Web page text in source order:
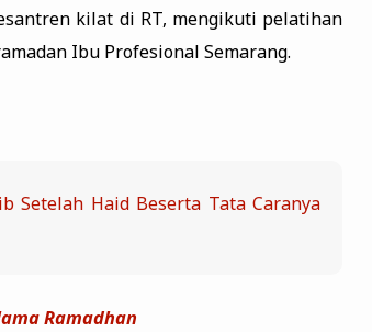
kilat di RT, mengikuti pelatihan
Ibu Profesional Semarang.
Setelah Haid Beserta Tata Caranya
Ramadhan